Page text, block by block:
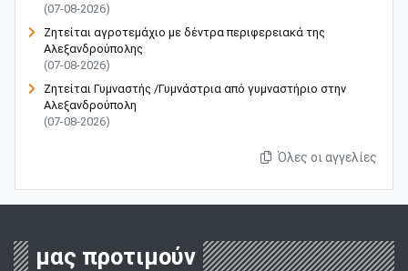
(07-08-2026)
Ζητείται αγροτεμάχιο με δέντρα περιφερειακά της
Αλεξανδρούπολης
(07-08-2026)
Ζητείται Γυμναστής /Γυμνάστρια από γυμναστήριο στην
Αλεξανδρούπολη
(07-08-2026)
Όλες οι αγγελίες
μας προτιμούν